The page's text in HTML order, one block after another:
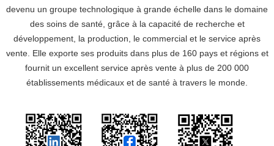
devenu un groupe technologique à grande échelle dans le domaine
des soins de santé, grâce à la capacité de recherche et
développement, la production, le commercial et le service après
vente. Elle exporte ses produits dans plus de 160 pays et régions et
fournit un excellent service après vente à plus de 200 000
établissements médicaux et de santé à travers le monde.